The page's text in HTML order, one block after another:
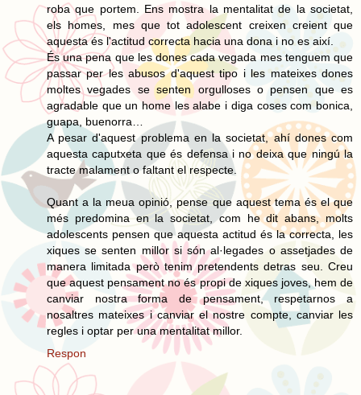
roba que portem. Ens mostra la mentalitat de la societat,
els homes, mes que tot adolescent creixen creient que
aquesta és l'actitud correcta hacia una dona i no es així.
És una pena que les dones cada vegada mes tenguem que
passar per les abusos d'aquest tipo i les mateixes dones
moltes vegades se senten orgulloses o pensen que es
agradable que un home les alabe i diga coses com bonica,
guapa, buenorra…
A pesar d'aquest problema en la societat, ahí dones com
aquesta caputxeta que és defensa i no deixa que ningú la
tracte malament o faltant el respecte.
Quant a la meua opinió, pense que aquest tema és el que
més predomina en la societat, com he dit abans, molts
adolescents pensen que aquesta actitud és la correcta, les
xiques se senten millor si són al·legades o assetjades de
manera limitada però tenim pretendents detras seu. Creu
que aquest pensament no és propi de xiques joves, hem de
canviar nostra forma de pensament, respetarnos a
nosaltres mateixes i canviar el nostre compte, canviar les
regles i optar per una mentalitat millor.
Respon